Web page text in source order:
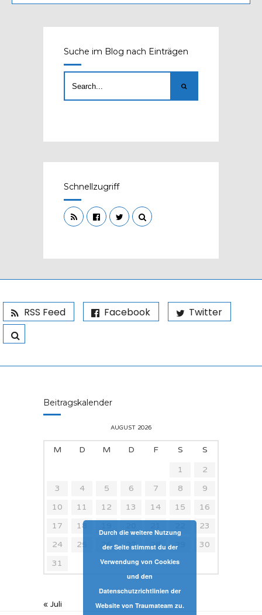
Suche im Blog nach Einträgen
Schnellzugriff
RSS Feed Facebook Twitter
Beitragskalender
AUGUST 2026
M D M D F S
S
1
2
3
4 5 6 7 8
9
10
11 12 13 14 15
16
17
18
23
24
25 26 27 28 29
30
31
« Juli
Durch die weitere Nutzung
der Seite stimmst du der
Verwendung von Cookies
und den
Datenschutzrichtlinien der
Website von Traumateam zu.